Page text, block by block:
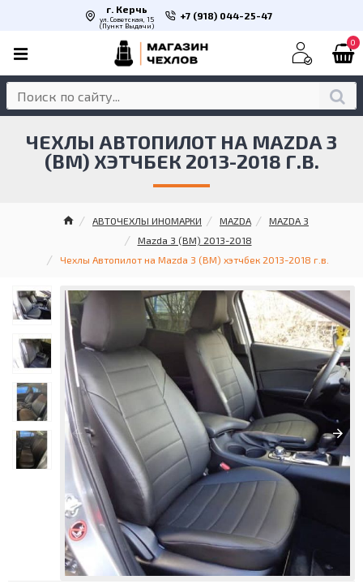
г. Керчь
ул. Советская, 15
(Пункт Выдачи)
+7 (918) 044-25-47
0
АВТОЧЕХЛЫ ИНОМАРКИ MAZDA
MAZDA 3
Mazda 3 (BM) 2013-2018
Чехлы Автопилот на Mazda 3 (BM) хэтчбек 2013-2018 г.в.
ЧЕХЛЫ АВТОПИЛОТ НА MAZDA 3
(BM) ХЭТЧБЕК 2013-2018 Г.В.